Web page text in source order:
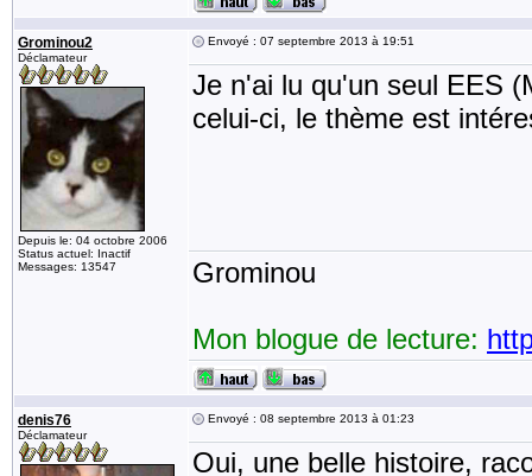
Grominou2
Déclamateur
Depuis le: 04 octobre 2006
Status actuel: Inactif
Messages: 13547
Envoyé : 07 septembre 2013 à 19:51
Je n'ai lu qu'un seul EES
celui-ci, le thème est
Grominou
Mon blogue de lecture:
denis76
Déclamateur
Envoyé : 08 septembre 2013 à 01:23
Oui, une belle histoire,